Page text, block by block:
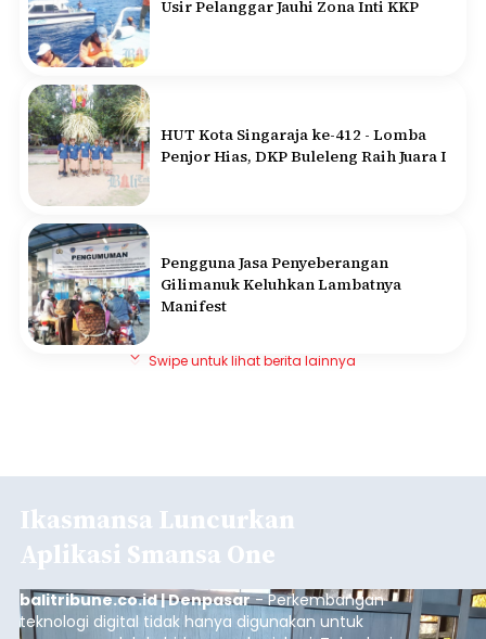
Usir Pelanggar Jauhi Zona Inti KKP
HUT Kota Singaraja ke-412 - Lomba
Penjor Hias, DKP Buleleng Raih Juara I
Pengguna Jasa Penyeberangan
Gilimanuk Keluhkan Lambatnya
Manifest
Swipe untuk lihat berita lainnya
Ikasmansa Luncurkan
Aplikasi Smansa One
balitribune.co.id | Denpasar- Perkembangan
teknologi digital tidak hanya digunakan untuk